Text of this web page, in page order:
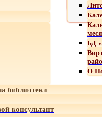
БД
О
библиотеки
консультант